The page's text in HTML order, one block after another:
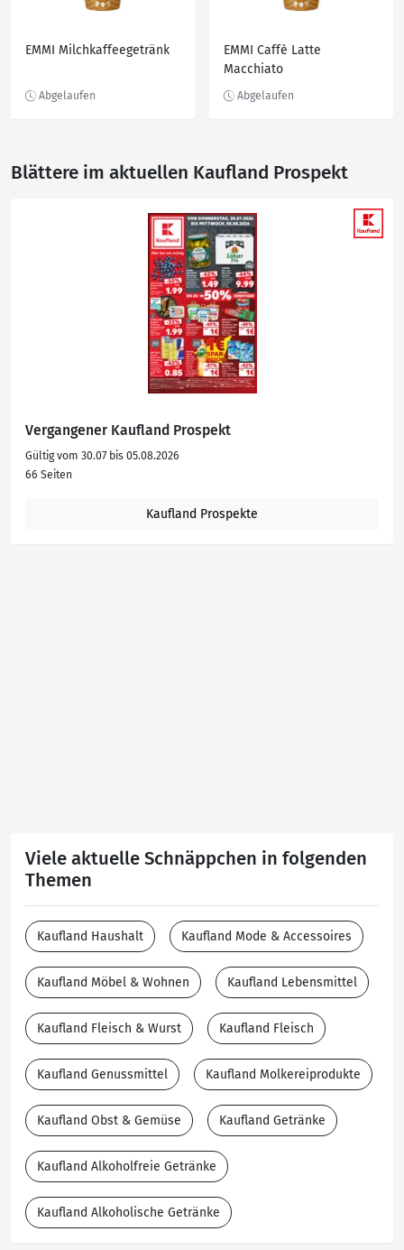
EMMI Milchkaffeegetränk
EMMI Caffè Latte
Macchiato
Blättere im aktuellen Kaufland Prospekt
Vergangener Kaufland Prospekt
Gültig vom 30.07 bis 05.08.2026
66 Seiten
Kaufland Prospekte
Viele aktuelle Schnäppchen in folgenden
Themen
Kaufland Haushalt Kaufland Mode & Accessoires
Kaufland Möbel & Wohnen Kaufland Lebensmittel
Kaufland Fleisch & Wurst Kaufland Fleisch
Kaufland Genussmittel Kaufland Molkereiprodukte
Kaufland Obst & Gemüse Kaufland Getränke
Kaufland Alkoholfreie Getränke
Kaufland Alkoholische Getränke